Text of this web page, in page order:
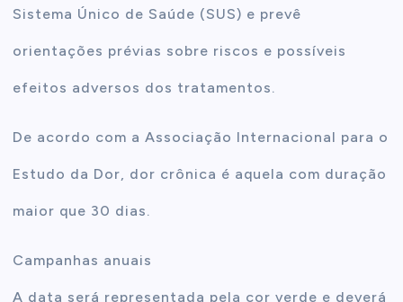
Sistema Único de Saúde (SUS) e prevê
orientações prévias sobre riscos e possíveis
efeitos adversos dos tratamentos.
De acordo com a Associação Internacional para o
Estudo da Dor, dor crônica é aquela com duração
maior que 30 dias.
Campanhas anuais
A data será representada pela cor verde e deverá